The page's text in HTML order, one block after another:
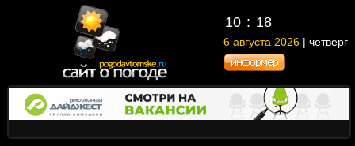
10 : 18
6 августа 2026 | четверг